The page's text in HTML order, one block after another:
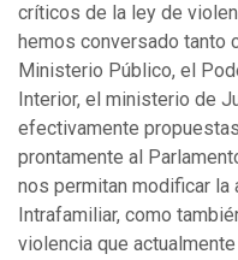
críticos de la ley de
hemos conversado tanto
Ministerio Público, el
Interior, el ministerio de
efectivamente
prontamente al
nos permitan modificar la
Intrafamiliar, como
violencia que